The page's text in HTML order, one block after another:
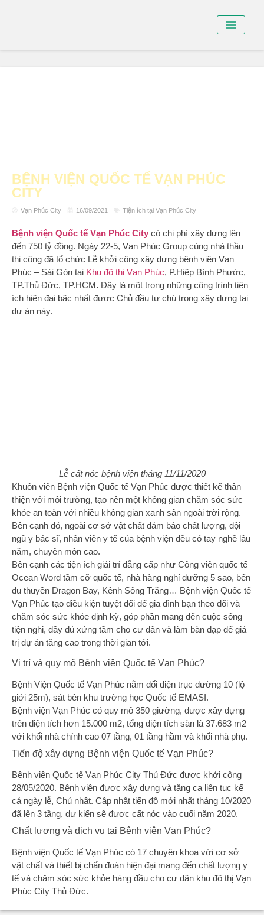
BỆNH VIỆN QUỐC TẾ VẠN PHÚC
CITY
Vạn Phúc City 16/09/2021 Tiện ích tại Vạn Phúc City
Bệnh viện Quốc tế Vạn Phúc City có chi phí xây dựng lên
đến 750 tỷ đồng. Ngày 22-5, Vạn Phúc Group cùng nhà thầu
thi công đã tổ chức Lễ khởi công xây dựng bệnh viện Vạn
Phúc – Sài Gòn tại Khu đô thị Vạn Phúc, P.Hiệp Bình Phước,
TP.Thủ Đức, TP.HCM. Đây là một trong những công trình tiện
ích hiện đại bậc nhất được Chủ đầu tư chú trọng xây dựng tại
dự án này.
Lễ cất nóc bệnh viện tháng 11/11/2020
Khuôn viên Bệnh viện Quốc tế Vạn Phúc được thiết kế thân
thiện với môi trường, tạo nên một không gian chăm sóc sức
khỏe an toàn với nhiều không gian xanh sân ngoài trời rộng.
Bên cạnh đó, ngoài cơ sở vật chất đảm bảo chất lượng, đội
ngũ y bác sĩ, nhân viên y tế của bệnh viện đều có tay nghề lâu
năm, chuyên môn cao.
Bên cạnh các tiện ích giải trí đẳng cấp như Công viên quốc tế
Ocean Word tầm cỡ quốc tế, nhà hàng nghỉ dưỡng 5 sao, bến
du thuyền Dragon Bay, Kênh Sông Trăng… Bệnh viện Quốc tế
Vạn Phúc tạo điều kiện tuyệt đối để gia đình bạn theo dõi và
chăm sóc sức khỏe định kỳ, góp phần mang đến cuộc sống
tiện nghi, đầy đủ xứng tầm cho cư dân và làm bàn đạp để giá
trị dự án tăng cao trong thời gian tới.
Vị trí và quy mô Bệnh viện Quốc tế Vạn Phúc?
Bệnh Viện Quốc tế Vạn Phúc nằm đối diện trục đường 10 (lộ
giới 25m), sát bên khu trường học Quốc tế EMASI.
Bệnh viện Vạn Phúc có quy mô 350 giường, được xây dựng
trên diện tích hơn 15.000 m2, tổng diện tích sàn là 37.683 m2
với khối nhà chính cao 07 tầng, 01 tầng hầm và khối nhà phụ.
Tiến độ xây dựng Bệnh viện Quốc tế Vạn Phúc?
Bệnh viện Quốc tế Vạn Phúc City Thủ Đức được khởi công
28/05/2020. Bệnh viện được xây dựng và tăng ca liên tục kể
cả ngày lễ, Chủ nhật. Cập nhật tiến độ mới nhất tháng 10/2020
đã lên 3 tầng, dự kiến sẽ được cất nóc vào cuối năm 2020.
Chất lượng và dịch vụ tại Bệnh viện Vạn Phúc?
Bệnh viện Quốc tế Vạn Phúc có 17 chuyên khoa với cơ sở
vật chất và thiết bị chẩn đoán hiện đại mang đến chất lượng y
tế và chăm sóc sức khỏe hàng đầu cho cư dân khu đô thị Vạn
Phúc City Thủ Đức.